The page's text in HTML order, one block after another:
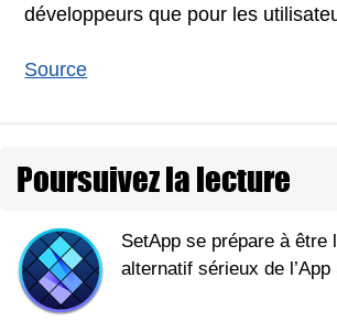
développeurs que pour les
Source
Poursuivez la lecture
SetApp se prépare à être
alternatif sérieux de